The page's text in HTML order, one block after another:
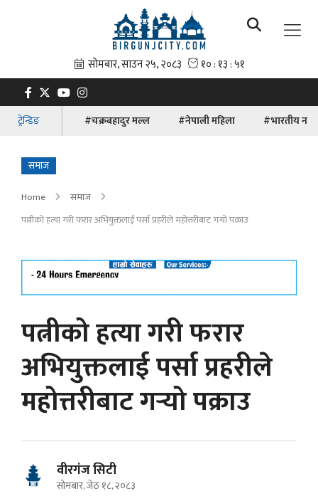
ट्रेन्डिङ #चक्रबहादुर मल्ल #नेपाली महिला #भारतीय
समाज
Home
समाज
पत्नीको हत्या गरी फरार अभियुक्तलाई पर्सा प्रहरीले महोत्तरीबाट गर्‍यो पक्राउ
पत्नीको हत्या गरी फरार
अभियुक्तलाई पर्सा प्रहरीले
महोत्तरीबाट गर्‍यो पक्राउ
वीरगंज सिटी
सोमबार, जेठ १८, २०८३